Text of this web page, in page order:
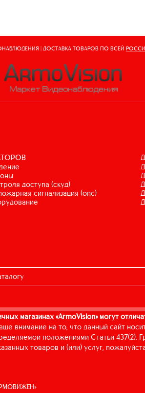
| ДОСТАВКА ТОВАРОВ ПО ВСЕЙ
доступа (скуд)
сигнализация (опс)
магазинах «ArmoVision» могут
внимание на то, что данный сайт
положениями Статьи 437(2).
товаров и (или) услуг,